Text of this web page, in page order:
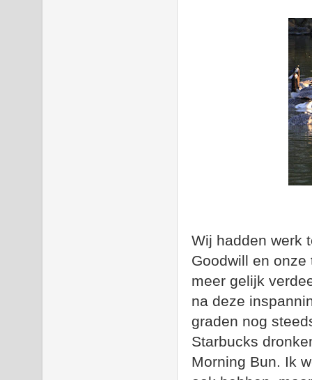
Wij hadden werk
Goodwill en
meer gelijk
na deze
graden nog
Starbucks
Morning Bun. Ik